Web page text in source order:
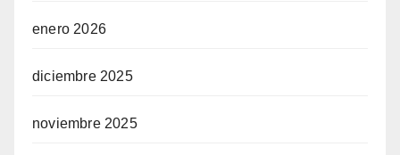
enero 2026
diciembre 2025
noviembre 2025